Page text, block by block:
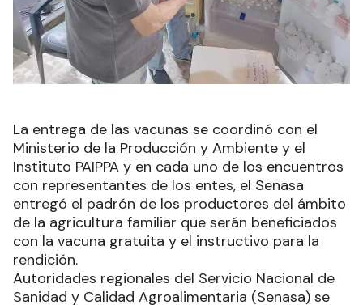
La entrega de las vacunas se coordinó con el
Ministerio de la Producción y Ambiente y el
Instituto PAIPPA y en cada uno de los encuentros
con representantes de los entes, el Senasa
entregó el padrón de los productores del ámbito
de la agricultura familiar que serán beneficiados
con la vacuna gratuita y el instructivo para la
rendición.
Autoridades regionales del Servicio Nacional de
Sanidad y Calidad Agroalimentaria (Senasa) se